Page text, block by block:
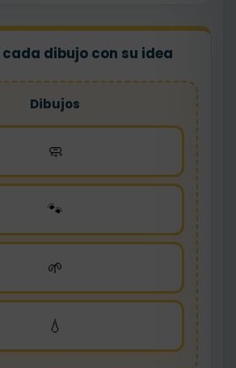
dibujo con su idea
Dibujos
🧼
🐾
🌱
💧